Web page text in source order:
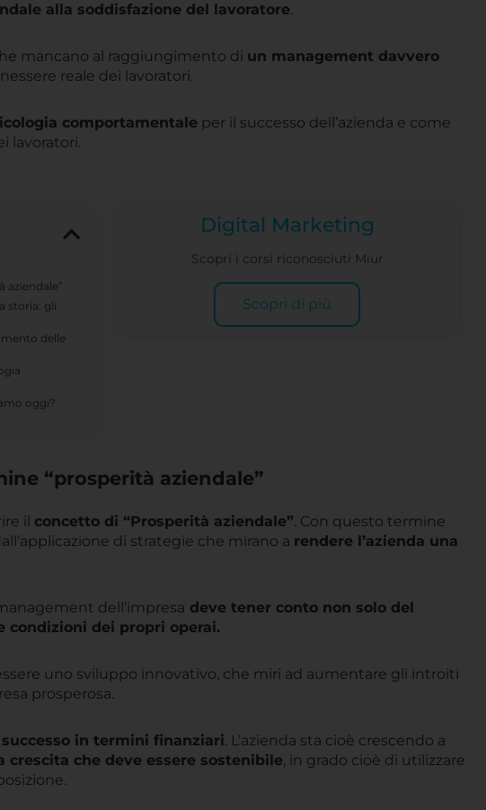
alla soddisfazione del lavoratore.
mancano al raggiungimento di un management davvero
reale dei lavoratori.
comportamentale per il successo dell’azienda e come
lavoratori.
aziendale”
storia: gli
delle
oggi?
Digital Marketing
Scopri i corsi riconosciuti Miur
Scopri di più
“prosperità aziendale”
il concetto di “Prosperità aziendale”. Con questo termine
di strategie che mirano a rendere l’azienda una
dell’impresa deve tener conto non solo del
condizioni dei propri operai.
uno sviluppo innovativo, che miri ad aumentare gli introiti
prosperosa.
successo in termini finanziari. L’azienda sta cioè crescendo a
crescita che deve essere sostenibile, in grado cioè di utilizzare